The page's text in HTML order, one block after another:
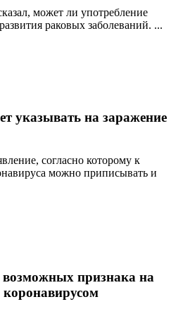
может ли употребление
раковых заболеваний. ...
указывать на заражение
согласно которому к
можно приписывать и
признака на